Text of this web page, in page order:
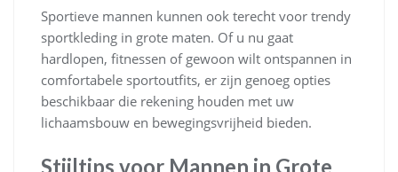
Sportieve mannen kunnen ook terecht voor trendy
sportkleding in grote maten. Of u nu gaat
hardlopen, fitnessen of gewoon wilt ontspannen in
comfortabele sportoutfits, er zijn genoeg opties
beschikbaar die rekening houden met uw
lichaamsbouw en bewegingsvrijheid bieden.
Stijltips voor Mannen in Grote